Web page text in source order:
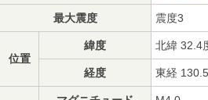
最大震度 震度3
位置
緯度 北緯 32.4
経度 東経